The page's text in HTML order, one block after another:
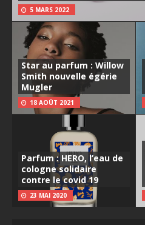
5 MARS 2022
Star au parfum : Willow
Smith nouvelle égérie
Mugler
18 AOÛT 2021
Parfum : HERO, l’eau de
cologne solidaire
contre le covid 19
23 MAI 2020